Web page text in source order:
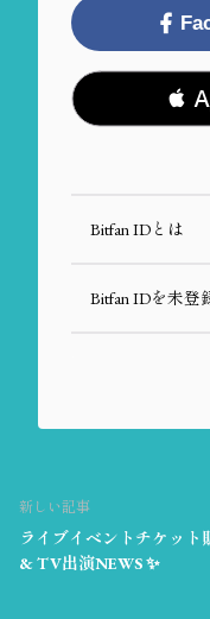

Bitfan IDとは
Bitfan IDを未登
新しい記事
ライブイベントチケット
& TV出演NEWS ✨